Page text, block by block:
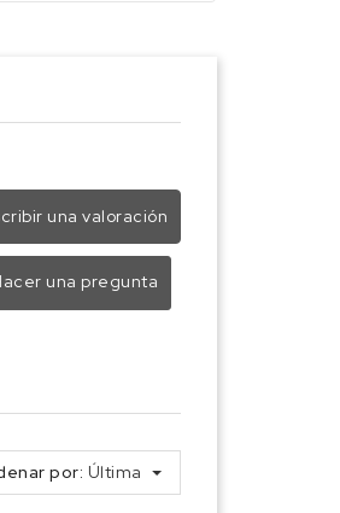
una valoración
una pregunta
por: Última